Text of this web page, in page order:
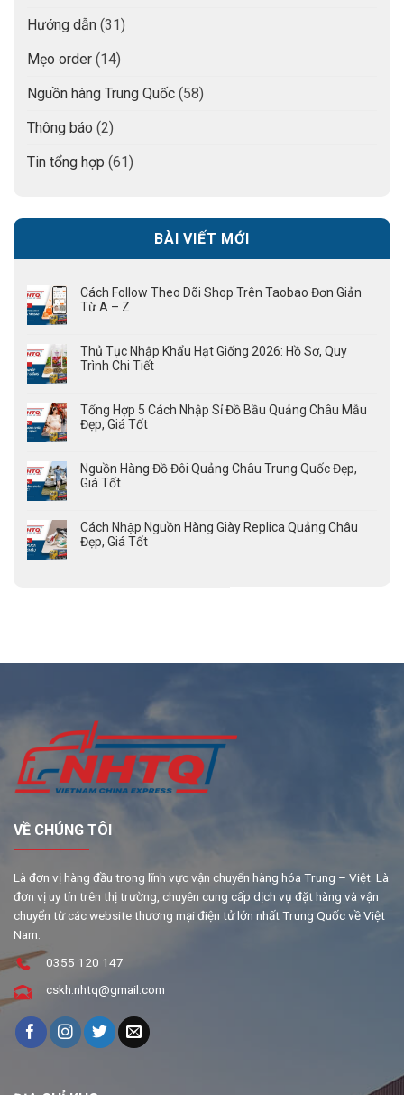
Hướng dẫn (31)
Mẹo order (14)
Nguồn hàng Trung Quốc (58)
Thông báo (2)
Tin tổng hợp (61)
BÀI VIẾT MỚI
Cách Follow Theo Dõi Shop Trên Taobao Đơn Giản
Từ A – Z
Thủ Tục Nhập Khẩu Hạt Giống 2026: Hồ Sơ, Quy
Trình Chi Tiết
Tổng Hợp 5 Cách Nhập Sỉ Đồ Bầu Quảng Châu Mẫu
Đẹp, Giá Tốt
Nguồn Hàng Đồ Đôi Quảng Châu Trung Quốc Đẹp,
Giá Tốt
Cách Nhập Nguồn Hàng Giày Replica Quảng Châu
Đẹp, Giá Tốt
VỀ CHÚNG TÔI
Là đơn vị hàng đầu trong lĩnh vực vận chuyển hàng hóa Trung – Việt. Là
đơn vị uy tín trên thị trường, chuyên cung cấp dịch vụ đặt hàng và vận
chuyển từ các website thương mại điện tử lớn nhất Trung Quốc về Việt
Nam.
0355 120 147
cskh.nhtq@gmail.com